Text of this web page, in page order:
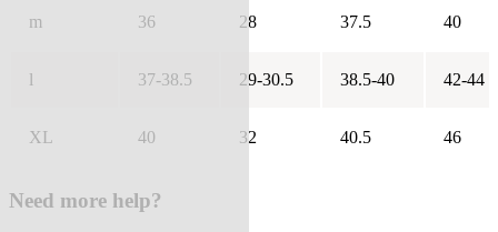
m 36 28 37.5 40
l 37-38.5 29-30.5 38.5-40 42-44
XL 40 32 40.5 46
Need more help?